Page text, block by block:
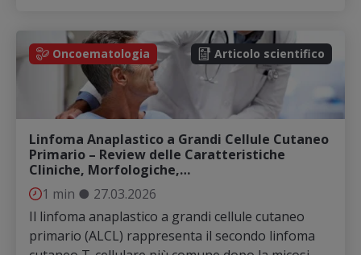
Oncoematologia Articolo scientifico
Linfoma Anaplastico a Grandi Cellule Cutaneo
Primario – Review delle Caratteristiche
Cliniche, Morfologiche,…
1 min ● 27.03.2026
Il linfoma anaplastico a grandi cellule cutaneo
primario (ALCL) rappresenta il secondo linfoma